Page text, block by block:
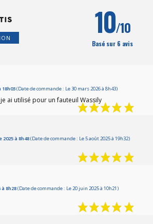
10/10
Basé sur 6 avis
18h03(Date de commande : Le 30 mars 2026 à 8h43)
ai utilisé pour un fauteuil Wassily
à 8h48(Date de commande : Le 5 août 2025 à 19h32)
8h28(Date de commande : Le 20 juin 2025 à 10h21)